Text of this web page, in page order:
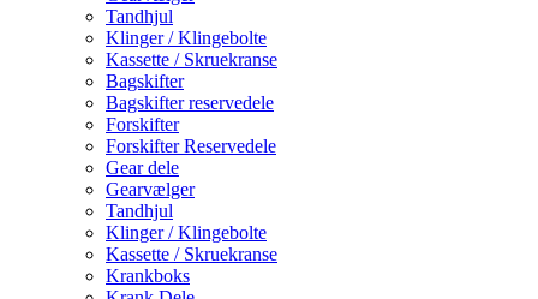
Tandhjul
Klinger / Klingebolte
Kassette / Skruekranse
Bagskifter
Bagskifter reservedele
Forskifter
Forskifter Reservedele
Gear dele
Gearvælger
Tandhjul
Klinger / Klingebolte
Kassette / Skruekranse
Krankboks